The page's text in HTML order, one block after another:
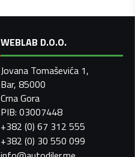
WEBLAB D.O.O.
Jovana Tomaševića 1,
Bar, 85000
Crna Gora
PIB: 03007448
+382 (0) 67 312 555
+382 (0) 30 550 099